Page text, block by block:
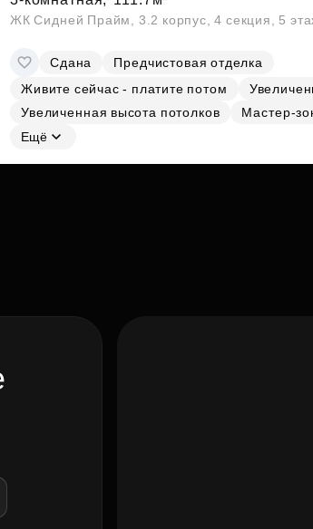
ЖК Сидней Прайм, 3.2 корпус, 4 секция, 5
Сдана
Предчистовая отделка
Живите сейчас - платите потом
Увеличенная высота потолков
Мастер-
Ещё